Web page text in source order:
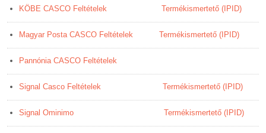
KÖBE CASCO Feltételek Termékismertető (IPID)
Magyar Posta CASCO Feltételek Termékismertető (IPID)
Pannónia CASCO Feltételek
Signal Casco Feltételek Termékismertető (IPID)
Signal Ominimo Termékismertető (IPID)